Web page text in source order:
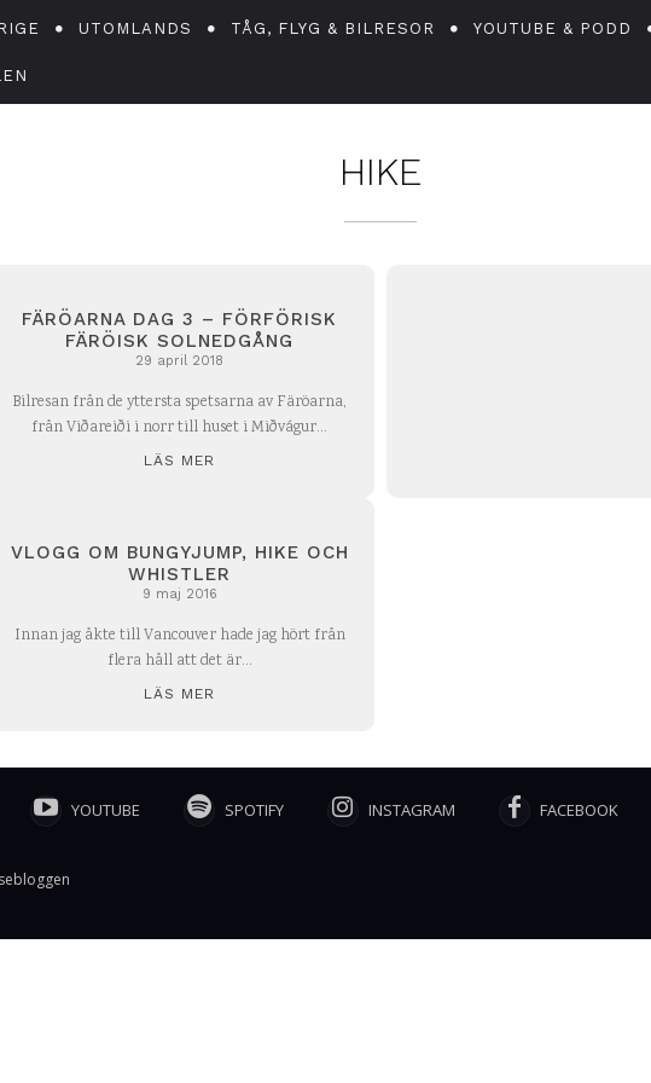
UTOMLANDS TÅG, FLYG & BILRESOR YOUTUBE & PODD
HIKE
FÄRÖARNA DAG 3 – FÖRFÖRISK
FÄRÖISK SOLNEDGÅNG
29 april 2018
Bilresan från de yttersta spetsarna av Färöarna,
från Viðareiði i norr till huset i Miðvágur...
LÄS MER
VLOGG OM BUNGYJUMP, HIKE OCH
WHISTLER
9 maj 2016
Innan jag åkte till Vancouver hade jag hört från
flera håll att det är...
LÄS MER
YOUTUBE SPOTIFY INSTAGRAM FACEBOOK